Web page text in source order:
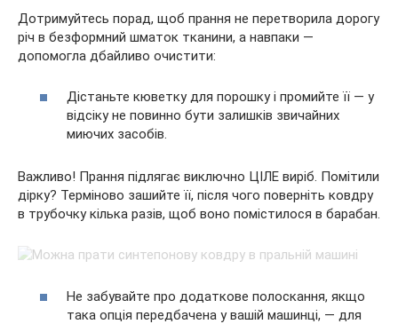
Дотримуйтесь порад, щоб прання не перетворила дорогу
річ в безформний шматок тканини, а навпаки —
допомогла дбайливо очистити:
Дістаньте кюветку для порошку і промийте її — у
відсіку не повинно бути залишків звичайних
миючих засобів.
Важливо! Прання підлягає виключно ЦІЛЕ виріб. Помітили
дірку? Терміново зашийте її, після чого поверніть ковдру
в трубочку кілька разів, щоб воно помістилося в барабан.
Не забувайте про додаткове полоскання, якщо
така опція передбачена у вашій машинці, — для